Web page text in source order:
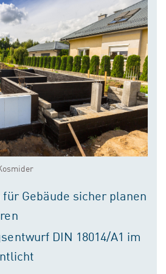
Gebäude sicher planen
DIN 18014/A1 im